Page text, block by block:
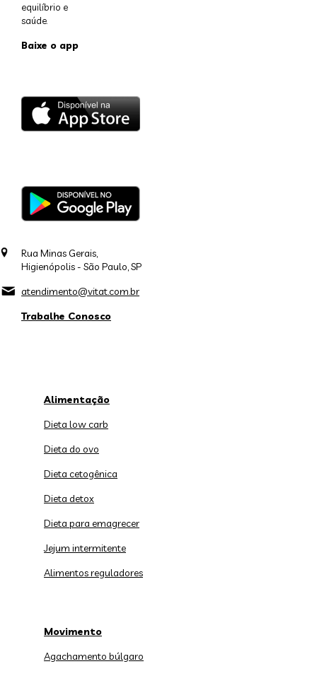
equilíbrio e
saúde.
Baixe o app
Rua Minas Gerais,
Higienópolis - São Paulo, SP
atendimento@vitat.com.br
Trabalhe Conosco
Alimentação
Dieta low carb
Dieta do ovo
Dieta cetogênica
Dieta detox
Dieta para emagrecer
Jejum intermitente
Alimentos reguladores
Movimento
Agachamento búlgaro